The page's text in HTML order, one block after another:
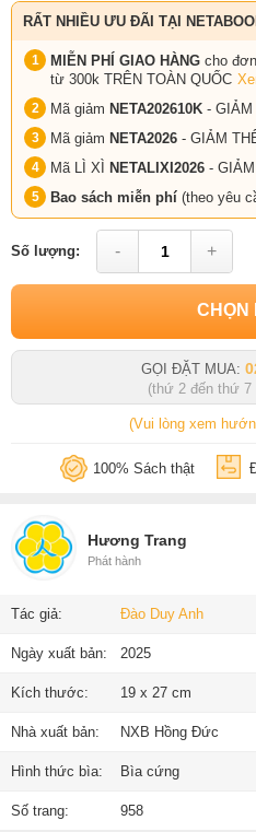
RẤT NHIỀU ƯU ĐÃI TẠI
MIỄN PHÍ GIAO HÀNG cho
từ 300k TRÊN TOÀN QUỐC
Mã giảm NETA202610K - GIẢM
Mã giảm NETA2026 - GIẢM
Mã LÌ XÌ NETALIXI2026 - GIẢM
Bao sách miễn phí (theo yêu
Số lượng: - +
CHỌN
GỌI ĐẶT MUA:
(thứ 2 đến thứ 7
(Vui lòng xem
100% Sách thật
Hương Trang
Phát hành
Tác giả: Đào Duy Anh
Ngày xuất bản: 2025
Kích thước: 19 x 27 cm
Nhà xuất bản: NXB Hồng Đức
Hình thức bìa: Bìa cứng
Số trang: 958